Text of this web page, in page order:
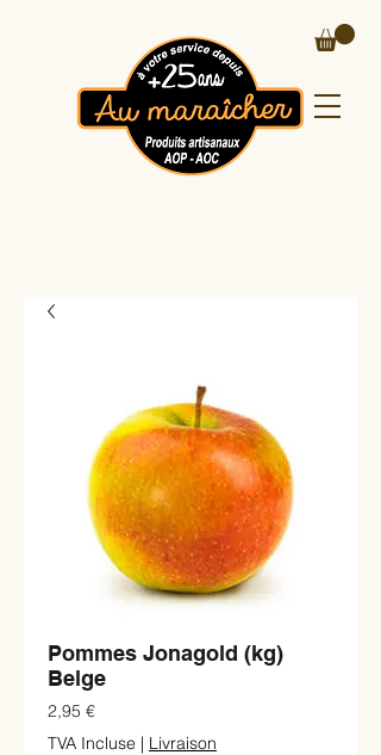
Pommes Jonagold (kg)
Belge
2,95 €Prix
TVA Incluse | Livraison